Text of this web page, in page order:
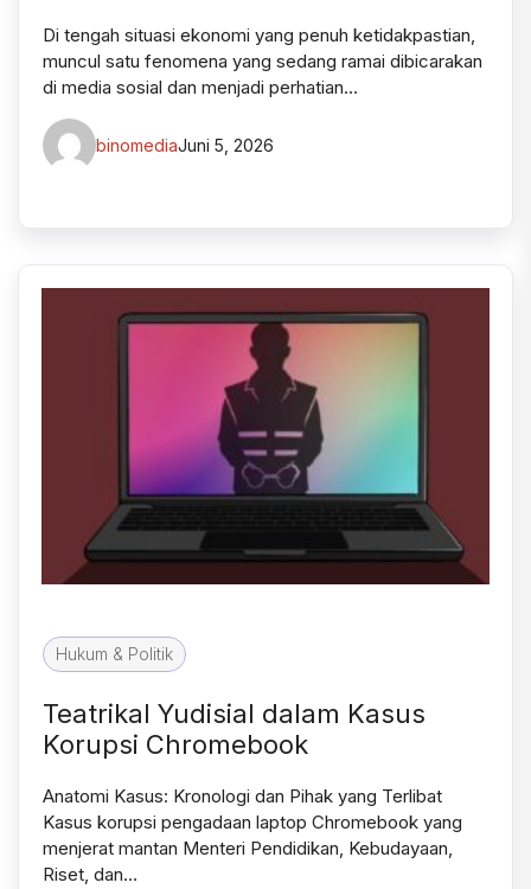
Di tengah situasi ekonomi yang penuh ketidakpastian,
muncul satu fenomena yang sedang ramai dibicarakan
di media sosial dan menjadi perhatian…
binomediaJuni 5, 2026
Hukum & Politik
Teatrikal Yudisial dalam Kasus
Korupsi Chromebook
Anatomi Kasus: Kronologi dan Pihak yang Terlibat
Kasus korupsi pengadaan laptop Chromebook yang
menjerat mantan Menteri Pendidikan, Kebudayaan,
Riset, dan…